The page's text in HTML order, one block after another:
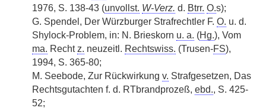
1976, S. 138-43 (unvollst. W-Verz. d. Btrr. O.s);
G. Spendel, Der Würzburger Strafrechtler F. O. u. d.
Shylock-Problem, in: N. Brieskorn u. a. (Hg.), Vom
ma. Recht z. neuzeitl. Rechtswiss. (Trusen-FS),
1994, S. 365-80;
M. Seebode, Zur Rückwirkung v. Strafgesetzen, Das
Rechtsgutachten f. d. RTbrandprozeß, ebd., S. 425-
52;